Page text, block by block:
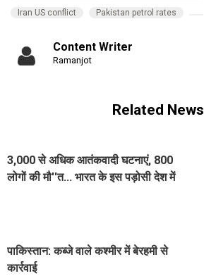
Iran US conflict
Pakistan petrol rates
Content Writer
Ramanjot
Related News
3,000 से अधिक आतंकवादी घटनाएं, 800
लोगों की मौ''त... भारत के इस पड़ोसी देश में
पाकिस्तान: कब्जे वाले कश्मीर में बेरहमी से
कार्रवाई